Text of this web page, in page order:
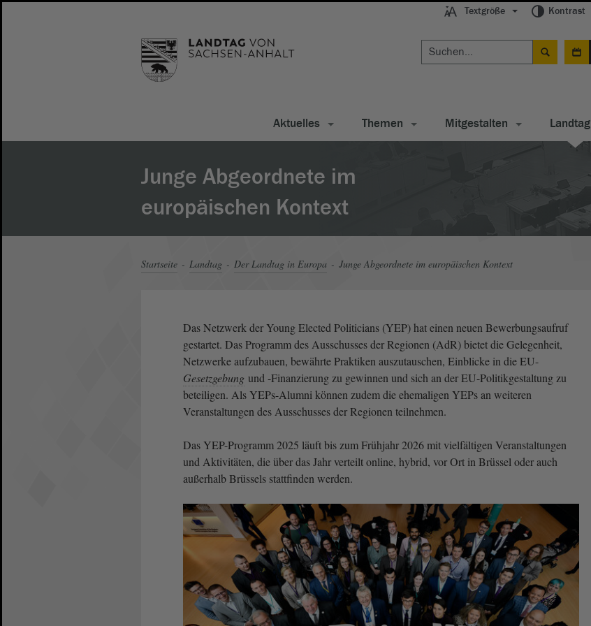
Textgröße Kontrast
Aktuelles Themen Mitgestalten Landtag
Junge Abgeordnete im
europäischen Kontext
Startseite Landtag Der Landtag in Europa Junge Abgeordnete im europäischen Kontext
Das Netzwerk der Young Elected Politicians (YEP) hat einen neuen Bewerbungsaufruf
gestartet. Das Programm des Ausschusses der Regionen (AdR) bietet die Gelegenheit,
Netzwerke aufzubauen, bewährte Praktiken auszutauschen, Einblicke in die EU-
Gesetzgebung und -Finanzierung zu gewinnen und sich an der EU-Politikgestaltung zu
beteiligen. Als YEPs-Alumni können zudem die ehemaligen YEPs an weiteren
Veranstaltungen des Ausschusses der Regionen teilnehmen.
Das YEP-Programm 2025 läuft bis zum Frühjahr 2026 mit vielfältigen Veranstaltungen
und Aktivitäten, die über das Jahr verteilt online, hybrid, vor Ort in Brüssel oder auch
außerhalb Brüssels stattfinden werden.